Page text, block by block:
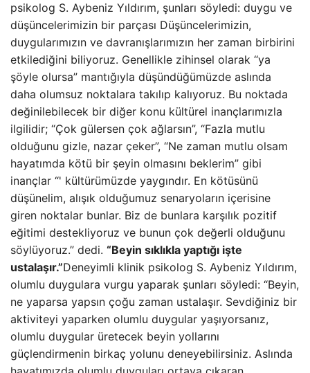
psikolog S. Aybeniz Yıldırım, şunları söyledi: duygu ve
düşüncelerimizin bir parçası Düşüncelerimizin,
duygularımızın ve davranışlarımızın her zaman birbirini
etkilediğini biliyoruz. Genellikle zihinsel olarak “ya
şöyle olursa” mantığıyla düşündüğümüzde aslında
daha olumsuz noktalara takılıp kalıyoruz. Bu noktada
değinilebilecek bir diğer konu kültürel inançlarımızla
ilgilidir; “Çok gülersen çok ağlarsın”, “Fazla mutlu
olduğunu gizle, nazar çeker”, “Ne zaman mutlu olsam
hayatımda kötü bir şeyin olmasını beklerim” gibi
inançlar “' kültürümüzde yaygındır. En kötüsünü
düşünelim, alışık olduğumuz senaryoların içerisine
giren noktalar bunlar. Biz de bunlara karşılık pozitif
eğitimi destekliyoruz ve bunun çok değerli olduğunu
söylüyoruz.” dedi. “Beyin sıklıkla yaptığı işte
ustalaşır.”Deneyimli klinik psikolog S. Aybeniz Yıldırım,
olumlu duygulara vurgu yaparak şunları söyledi: “Beyin,
ne yaparsa yapsın çoğu zaman ustalaşır. Sevdiğiniz bir
aktiviteyi yaparken olumlu duygular yaşıyorsanız,
olumlu duygular üretecek beyin yollarını
güçlendirmenin birkaç yolunu deneyebilirsiniz. Aslında